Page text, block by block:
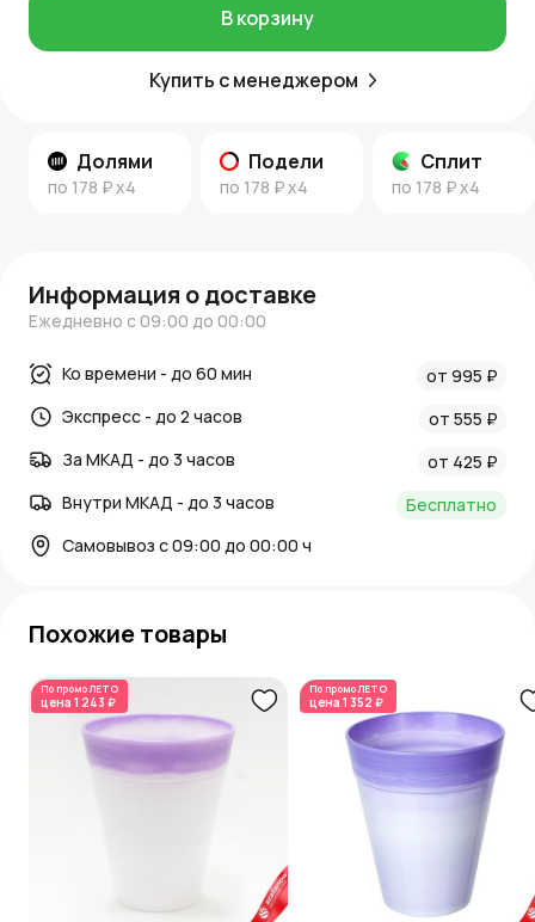
В корзину
Купить с менеджером
Долями
по 178 ₽x4
Подели
по 178 ₽x4
Сплит
по 178 ₽x4
Информация о доставке
Ежедневно с 09:00 до 00:00
Ко времени - до 60 мин
от 995 ₽
Экспресс - до 2 часов
от 555 ₽
За МКАД - до 3 часов
от 425 ₽
Внутри МКАД - до 3 часов
Бесплатно
Самовывоз с 09:00 до 00:00 ч
Похожие товары
По промоЛЕТО
цена 1 243 ₽
По промоЛЕТО
цена 1 352 ₽